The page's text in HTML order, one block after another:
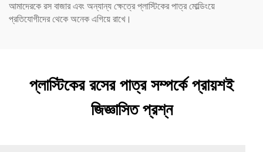
আমাদেরকে রস বাজার এবং অন্যান্য ক্ষেত্রে প্লাস্টিকের পাত্র মোল্ডিংয়ে
প্রতিযোগীদের থেকে অনেক এগিয়ে রাখে।
প্লাস্টিকের রসের পাত্র সম্পর্কে প্রায়শই
জিজ্ঞাসিত প্রশ্ন